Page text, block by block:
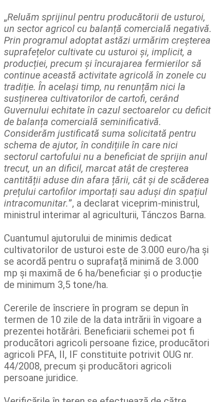
„Reluăm sprijinul pentru producătorii de usturoi,
un sector agricol cu balanță comercială negativă.
Prin programul adoptat astăzi urmărim creșterea
suprafețelor cultivate cu usturoi și, implicit, a
producției, precum și încurajarea fermierilor să
continue această activitate agricolă în zonele cu
tradiție. În același timp, nu renunțăm nici la
susținerea cultivatorilor de cartofi, cerând
Guvernului echitate în cazul sectoarelor cu deficit
de balanța comercială seminificativă.
Considerăm justificată suma solicitată pentru
schema de ajutor, în condițiile în care nici
sectorul cartofului nu a beneficiat de sprijin anul
trecut, un an dificil, marcat atât de creșterea
cantității aduse din afara țării, cât și de scăderea
prețului cartofilor importați sau aduși din spațiul
intracomunitar.”, a declarat viceprim-ministrul,
ministrul interimar al agriculturii, Tánczos Barna.
Cuantumul ajutorului de minimis dedicat
cultivatorilor de usturoi este de 3.000 euro/ha și
se acordă pentru o suprafață minimă de 3.000
mp și maximă de 6 ha/beneficiar și o producție
de minimum 3,5 tone/ha.
Cererile de înscriere în program se depun în
termen de 10 zile de la data intrării în vigoare a
prezentei hotărâri. Beneficiarii schemei pot fi
producători agricoli persoane fizice, producători
agricoli PFA, II, IF constituite potrivit OUG nr.
44/2008, precum și producători agricoli
persoane juridice.